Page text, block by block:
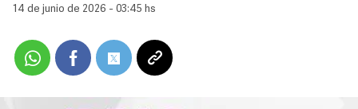
14 de junio de 2026 - 03:45 hs